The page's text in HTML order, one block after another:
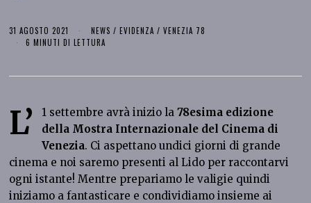
31 AGOSTO 2021 NEWS / EVIDENZA / VENEZIA 78
6 MINUTI DI LETTURA
L’ 1 settembre avrà inizio la78esima edizione
della Mostra Internazionale del Cinema di
Venezia. Ci aspettano undici giorni di grande
cinema e noi saremo presenti al Lido per raccontarvi
ogni istante! Mentre prepariamo le valigie quindi
iniziamo a fantasticare e condividiamo insieme ai